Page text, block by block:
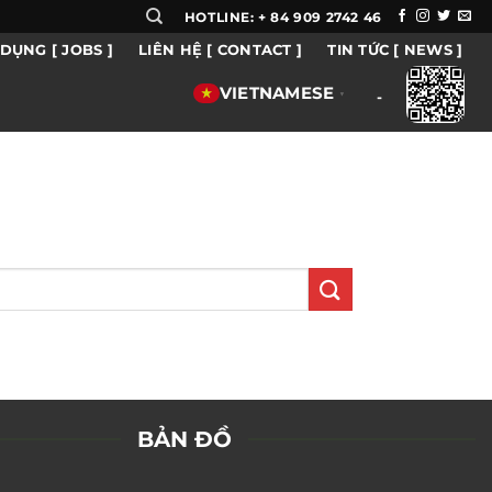
HOTLINE: + 84 909 2742 46
[ JOBS ] LIÊN HỆ [ CONTACT ] TIN TỨC [ NEWS ]
VIETNAMESE ▼ -
BẢN ĐỒ